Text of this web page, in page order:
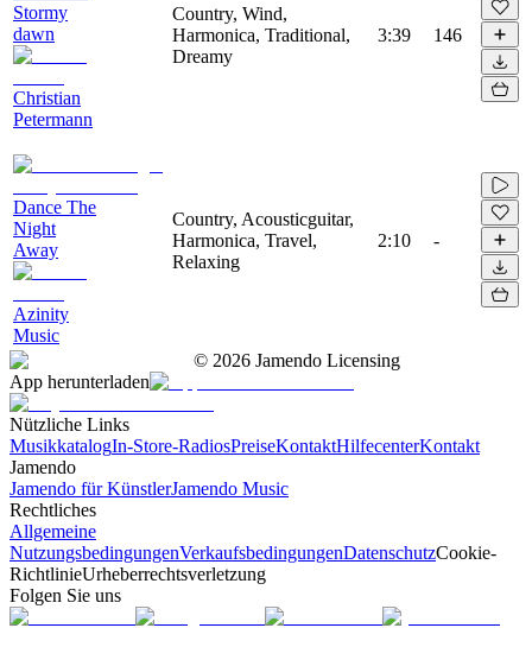
Stormy
dawn
Christian
Petermann
Country, Wind,
Harmonica, Traditional,
Dreamy
3:39 146
Dance The
Night
Away
Azinity
Music
Country, Acousticguitar,
Harmonica, Travel,
Relaxing
2:10 -
© 2026 Jamendo Licensing
App herunterladen
Nützliche Links
MusikkatalogIn-Store-RadiosPreiseKontaktHilfecenterKontakt
Jamendo
Jamendo für KünstlerJamendo Music
Rechtliches
Allgemeine
NutzungsbedingungenVerkaufsbedingungenDatenschutzCookie-
RichtlinieUrheberrechtsverletzung
Folgen Sie uns